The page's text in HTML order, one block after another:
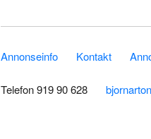
Annonseinfo Kontakt
Telefon 919 90 628